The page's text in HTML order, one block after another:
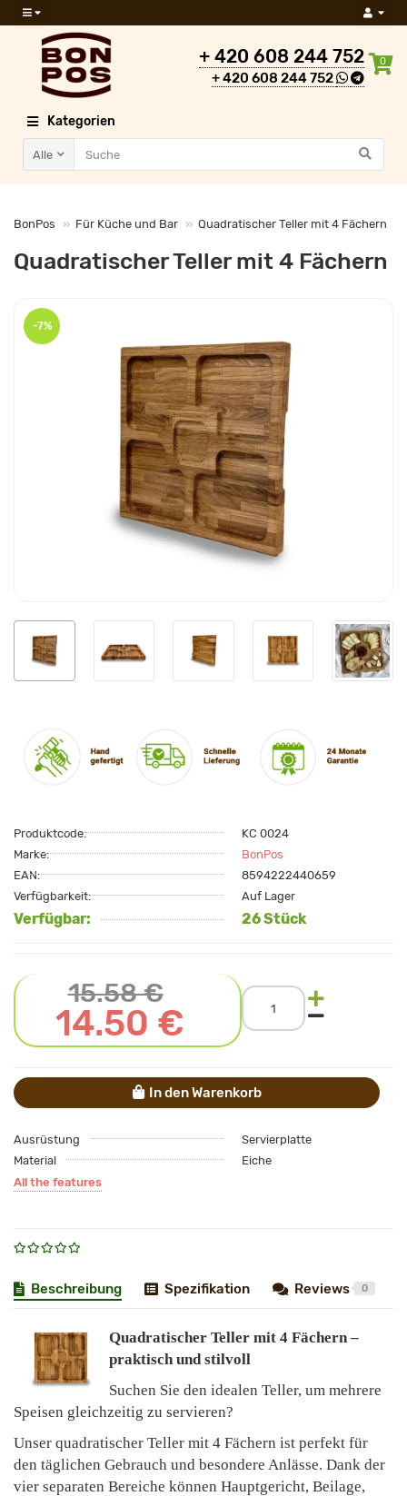
+ 420 608 244 752
+ 420 608 244 752
0
Kategorien
Alle
BonPos Für Küche und Bar Quadratischer Teller mit 4 Fächern
Quadratischer Teller mit 4 Fächern
-7%
Produktcode:
KC 0024
Marke:
BonPos
EAN:
8594222440659
Verfügbarkeit:
Auf Lager
Verfügbar: 26 Stück
15.58 €
14.50 €
In den Warenkorb
Ausrüstung
Servierplatte
Material
Eiche
All the features
Beschreibung Spezifikation Reviews 0
Quadratischer Teller mit 4 Fächern –
praktisch und stilvoll
Suchen Sie den idealen Teller, um mehrere
Speisen gleichzeitig zu servieren?
Unser quadratischer Teller mit 4 Fächern ist perfekt für
den täglichen Gebrauch und besondere Anlässe. Dank der
vier separaten Bereiche können Hauptgericht, Beilage,